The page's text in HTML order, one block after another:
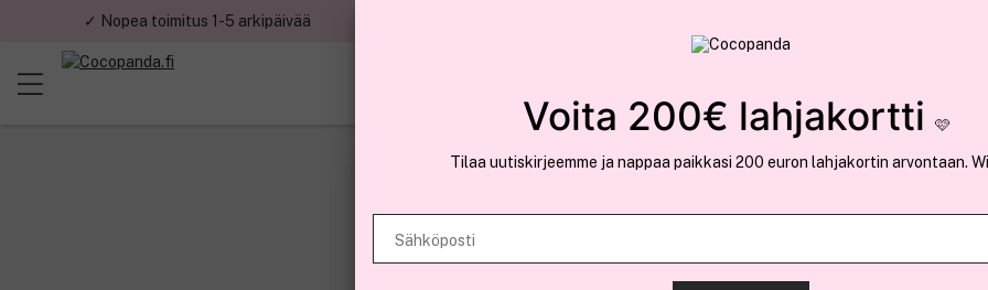
✓ Nopea toimitus 1-5 arkipäivää
Kirjaudu sisään/Rekisteröidy
Voita 200€ lahjakortti 🩷
Tilaa uutiskirjeemme ja nappaa paikkasi 200 euron lahjakortin arvontaan.
Sähköposti